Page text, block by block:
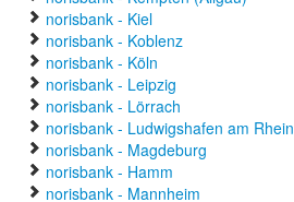
norisbank - Kiel
norisbank - Koblenz
norisbank - Köln
norisbank - Leipzig
norisbank - Lörrach
norisbank - Ludwigshafen am Rhein
norisbank - Magdeburg
norisbank - Hamm
norisbank - Mannheim